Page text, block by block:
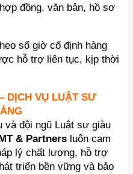
đồng, văn bản, hồ sơ
số giờ cố định hàng
hỗ trợ liên tục, kịp thời
DỊCH VỤ LUẬT SƯ
và đội ngũ Luật sư giàu
& Partners luôn cam
lý chất lượng, hỗ trợ
triển bền vững và bảo